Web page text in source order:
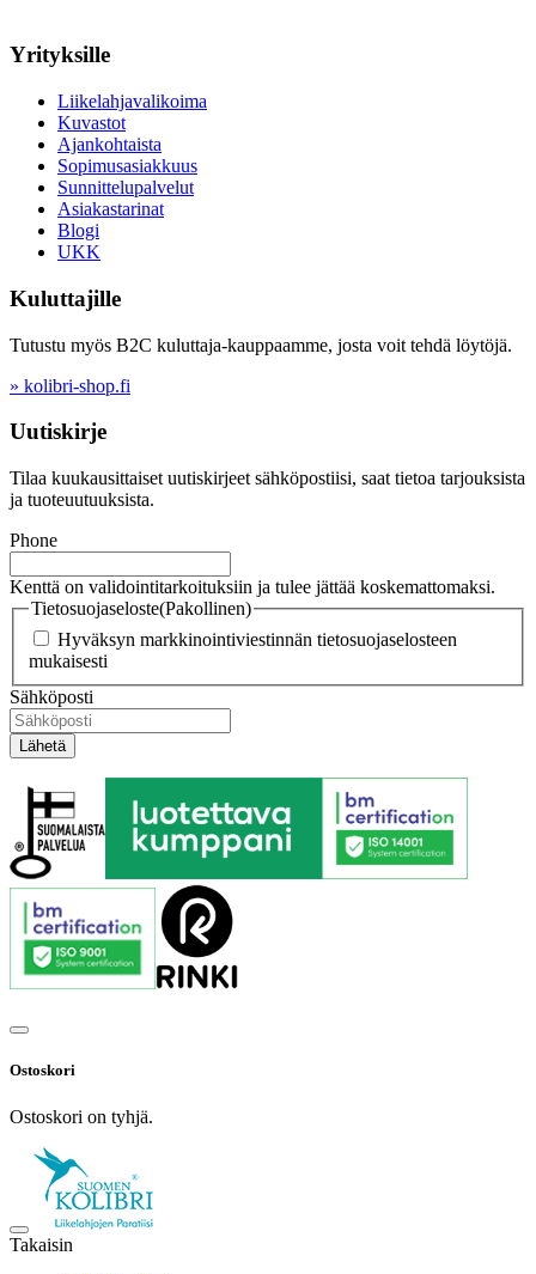
Yrityksille
Liikelahjavalikoima
Kuvastot
Ajankohtaista
Sopimusasiakkuus
Sunnittelupalvelut
Asiakastarinat
Blogi
UKK
Kuluttajille
Tutustu myös B2C kuluttaja-kauppaamme, josta voit tehdä löytöjä.
» kolibri-shop.fi
Uutiskirje
Tilaa kuukausittaiset uutiskirjeet sähköpostiisi, saat tietoa tarjouksista
ja tuoteuutuuksista.
Phone
Kenttä on validointitarkoituksiin ja tulee jättää koskemattomaksi.
Tietosuojaseloste(Pakollinen)
Hyväksyn markkinointiviestinnän tietosuojaselosteen
mukaisesti
Sähköposti
Ostoskori
Ostoskori on tyhjä.
Takaisin